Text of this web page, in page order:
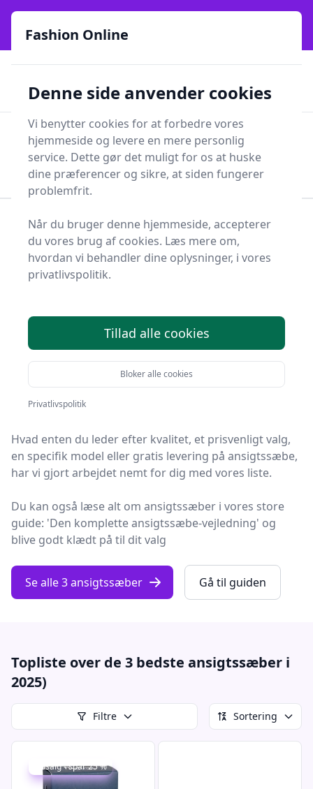
Fashion Online - Din genvej til stil, trends og smarte fund
online siden 2017
Lynhurtig levering ⭐⭐⭐⭐⭐✨981 forskellige produkttyper
Fashion Online
Søg
Forside Sundhed og skønhed
Personlig Pleje
Ansigtspleje
Ansigtssæbe
Topliste over de 3
2025
Leder du efter de bedste ansigtssæber? På Fashion
Online har vi udvalgt 3 produkter, så du let kan finde
din favorit.
Hvad enten du leder efter kvalitet, et prisvenligt valg,
en specifik model eller gratis levering på ansigtssæbe,
har vi gjort arbejdet nemt for dig med vores liste.
Du kan også læse alt om ansigtssæber i vores store
guide: 'Den komplette ansigtssæbe-vejledning' og
blive godt klædt på til dit valg
Se alle 3 ansigtssæber Gå til guiden
Topliste over de 3 bedste ansigtssæber i
2025)
Filtre Sortering
Udsalg - spar 25 %
Fashion Online
Denne side anvender cookies
Vi benytter cookies for at forbedre vores
hjemmeside og levere en mere personlig
service. Dette gør det muligt for os at huske
dine præferencer og sikre, at siden fungerer
problemfrit.
Når du bruger denne hjemmeside, accepterer
du vores brug af cookies. Læs mere om,
hvordan vi behandler dine oplysninger, i vores
privatlivspolitik.
Tillad alle cookies
Bloker alle cookies
Privatlivspolitik